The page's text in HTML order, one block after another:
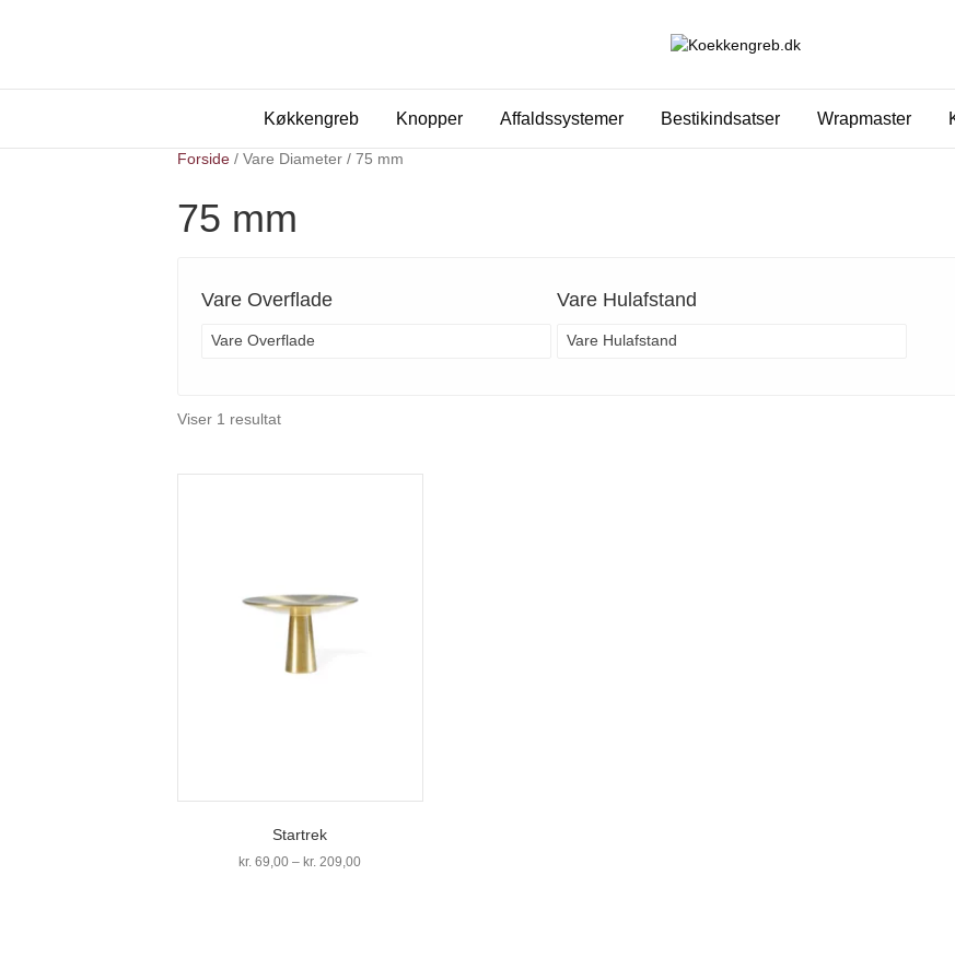
Køkkengreb Knopper Affaldssystemer Bestikindsatser Wrapmaster
Forside / Vare Diameter / 75 mm
75 mm
Vare Overflade
Vare Overflade
Vare Hulafstand
Vare Hulafstand
Viser 1 resultat
Startrek
kr. 69,00 – kr. 209,00Prisinterval: